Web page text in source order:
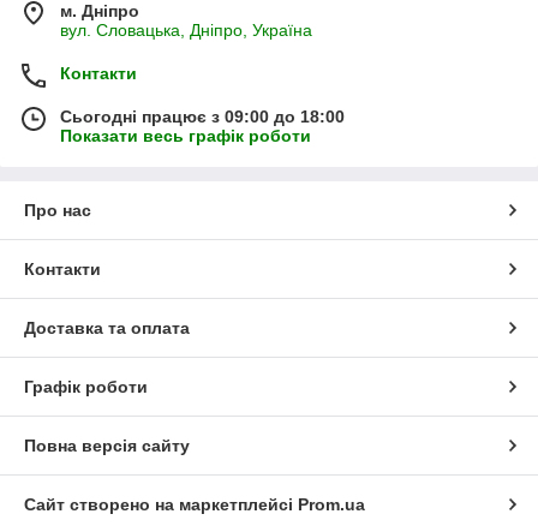
м. Дніпро
вул. Словацька, Дніпро, Україна
Контакти
Сьогодні працює з 09:00 до 18:00
Показати весь графік роботи
Про нас
Контакти
Доставка та оплата
Графік роботи
Повна версія сайту
Сайт створено на маркетплейсі Prom.ua